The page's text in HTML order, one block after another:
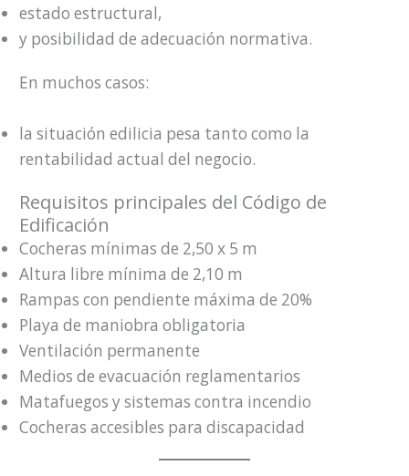
estado estructural,
y posibilidad de adecuación normativa.
En muchos casos:
la situación edilicia pesa tanto como la
rentabilidad actual del negocio.
Requisitos principales del Código de
Edificación
Cocheras mínimas de 2,50 x 5 m
Altura libre mínima de 2,10 m
Rampas con pendiente máxima de 20%
Playa de maniobra obligatoria
Ventilación permanente
Medios de evacuación reglamentarios
Matafuegos y sistemas contra incendio
Cocheras accesibles para discapacidad